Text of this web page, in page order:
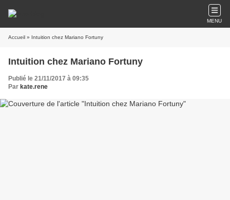
MENU
Accueil » Intuition chez Mariano Fortuny
Intuition chez Mariano Fortuny
Publié le 21/11/2017 à 09:35
Par kate.rene